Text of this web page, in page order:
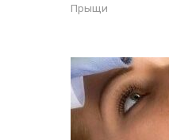
Прыщи